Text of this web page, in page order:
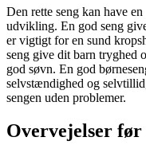
Cam Cam
Maxi-Cosi
Done by Deer
BeKids
Kocot Kids
Bloomingville
Oyoy Mini
Steens
Woood
Vtwonen
Den rette seng kan have
udvikling. En god seng
er vigtigt for en sund
seng give dit barn tryghed
god søvn. En god
selvstændighed og
sengen uden problemer.
Overvejelser før